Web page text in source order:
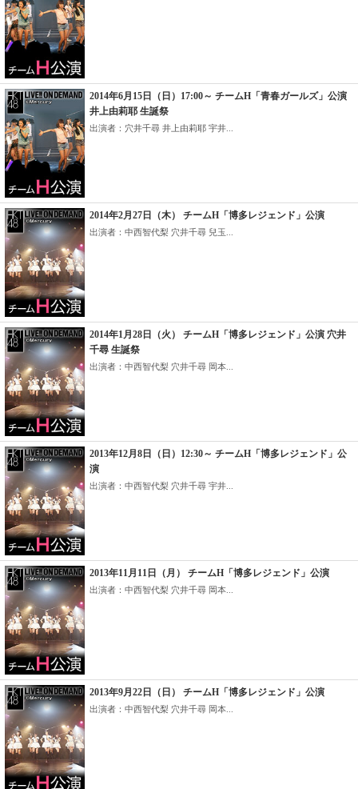
2014年6月15日（日）17:00～ チームH「青春ガールズ」公演
井上由莉耶 生誕祭
出演者：穴井千尋 井上由莉耶 宇井...
2014年2月27日（木） チームH「博多レジェンド」公演
出演者：中西智代梨 穴井千尋 兒玉...
2014年1月28日（火） チームH「博多レジェンド」公演 穴井
千尋 生誕祭
出演者：中西智代梨 穴井千尋 岡本...
2013年12月8日（日）12:30～ チームH「博多レジェンド」公
演
出演者：中西智代梨 穴井千尋 宇井...
2013年11月11日（月） チームH「博多レジェンド」公演
出演者：中西智代梨 穴井千尋 岡本...
2013年9月22日（日） チームH「博多レジェンド」公演
出演者：中西智代梨 穴井千尋 岡本...